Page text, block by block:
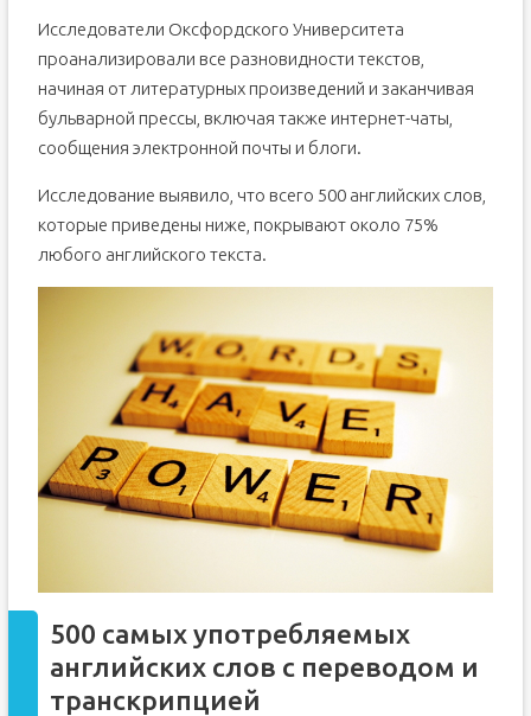
Карточки для изучения английских слов
Метод воспоминаний
Метод мнемоники
Какие слова брать для изучения?
Программы для изучения английских слов
Английские слова по группам для запоминания
10 слов по английскому учить произношение
Исследователи Оксфордского Университета
проанализировали все разновидности текстов,
начиная от литературных произведений и заканчивая
бульварной прессы, включая также интернет-чаты,
сообщения электронной почты и блоги.
Исследование выявило, что всего 500 английских слов,
которые приведены ниже, покрывают около 75%
любого английского текста.
500 самых употребляемых
английских слов с переводом и
транскрипцией